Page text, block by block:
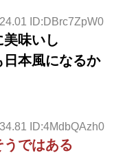
ID:DBrc7ZpW0
味いし
本風になるか
ID:4MdbQAzh0
ではある